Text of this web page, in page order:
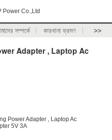
Power Co.,Ltd
সম্পর্কে কারখানা ভ্রমণ >>
Adapter , Laptop Ac